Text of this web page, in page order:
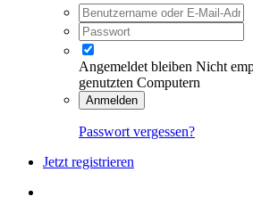
Angemeldet bleiben Nicht
genutzten Computern
Anmelden
Passwort vergessen?
Jetzt registrieren